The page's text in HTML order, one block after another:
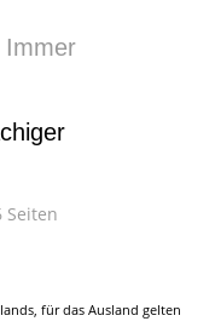
Immer
Seiten
für das Ausland gelten